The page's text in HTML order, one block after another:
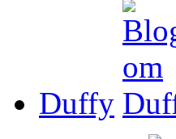
Duffy